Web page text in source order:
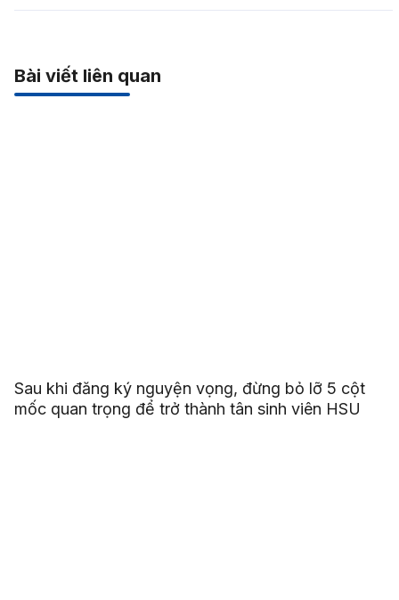
Bài viết liên quan
Sau khi đăng ký nguyện vọng, đừng bỏ lỡ 5 cột
mốc quan trọng để trở thành tân sinh viên HSU